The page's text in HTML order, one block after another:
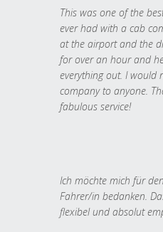
This was one of the
ever had with a cab
at the airport and the
for over an hour and
everything out. I would
company to anyone.
fabulous service!
Ich möchte mich für
Fahrer/in bedanken.
flexibel und absolut